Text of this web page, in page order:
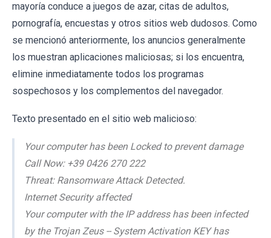
mayoría conduce a juegos de azar, citas de adultos,
pornografía, encuestas y otros sitios web dudosos. Como
se mencionó anteriormente, los anuncios generalmente
los muestran aplicaciones maliciosas; si los encuentra,
elimine inmediatamente todos los programas
sospechosos y los complementos del navegador.
Texto presentado en el sitio web malicioso:
Your computer has been Locked to prevent damage
Call Now: +39 0426 270 222
Threat: Ransomware Attack Detected.
Internet Security affected
Your computer with the IP address has been infected
by the Trojan Zeus -- System Activation KEY has